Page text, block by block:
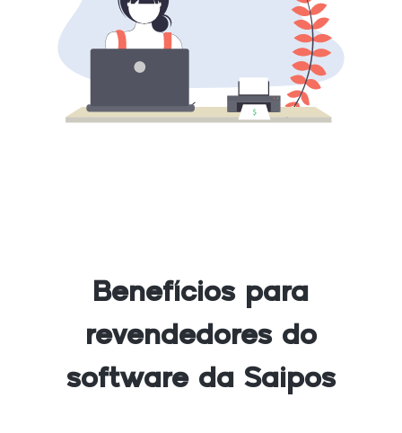
Benefícios para
revendedores do
software da Saipos